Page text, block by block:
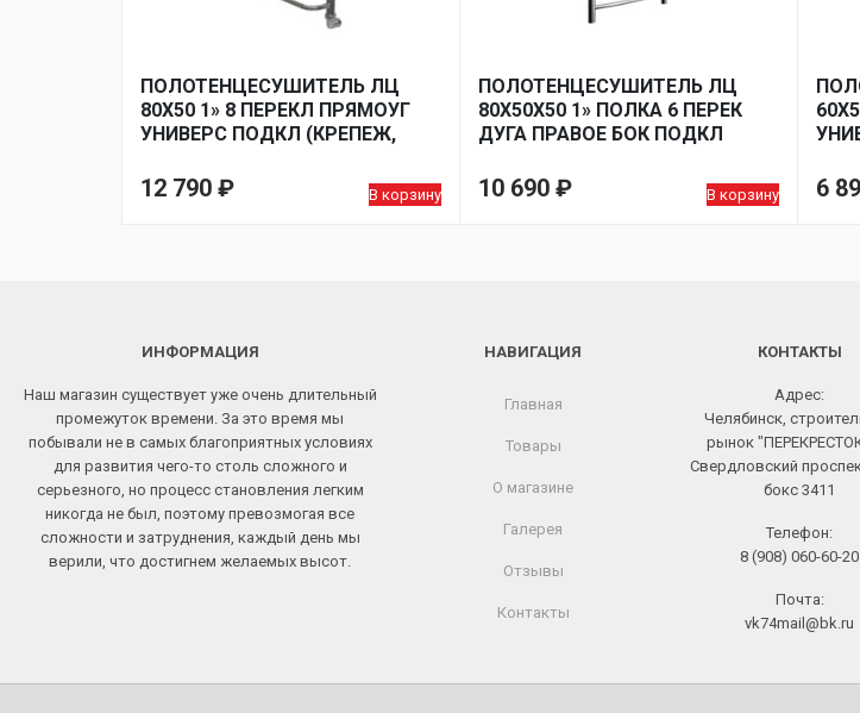
ПОЛОТЕНЦЕСУШИТЕЛЬ ЛЦ
80Х50 1» 8 ПЕРЕКЛ ПРЯМОУГ
УНИВЕРС ПОДКЛ (КРЕПЕЖ,
12 790 ₽ В корзину
ПОЛОТЕНЦЕСУШИТЕЛЬ ЛЦ
80Х50Х50 1» ПОЛКА 6 ПЕРЕК
ДУГА ПРАВОЕ БОК ПОДКЛ
10 690 ₽ В корзину 6
ИНФОРМАЦИЯ
Наш магазин существует уже очень длительный
промежуток времени. За это время мы
побывали не в самых благоприятных условиях
для развития чего-то столь сложного и
серьезного, но процесс становления легким
никогда не был, поэтому превозмогая все
сложности и затруднения, каждый день мы
верили, что достигнем желаемых высот.
НАВИГАЦИЯ
Главная
Товары
О магазине
Галерея
Отзывы
Контакты
КОНТАКТЫ
Адрес:
Челябинск,
рынок
Свердловский
бокс 3411
Телефон:
8 (908) 060-60-20
Почта:
vk74mail@bk.ru